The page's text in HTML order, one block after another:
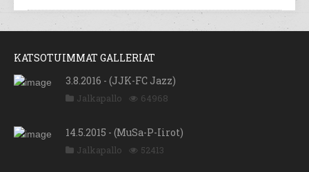
KATSOTUIMMAT GALLERIAT
3.8.2016 - (JJK-FC Jazz)
Jalkapallo 64968
14.5.2015 - (MuSa-P-Iirot)
Jalkapallo 52413